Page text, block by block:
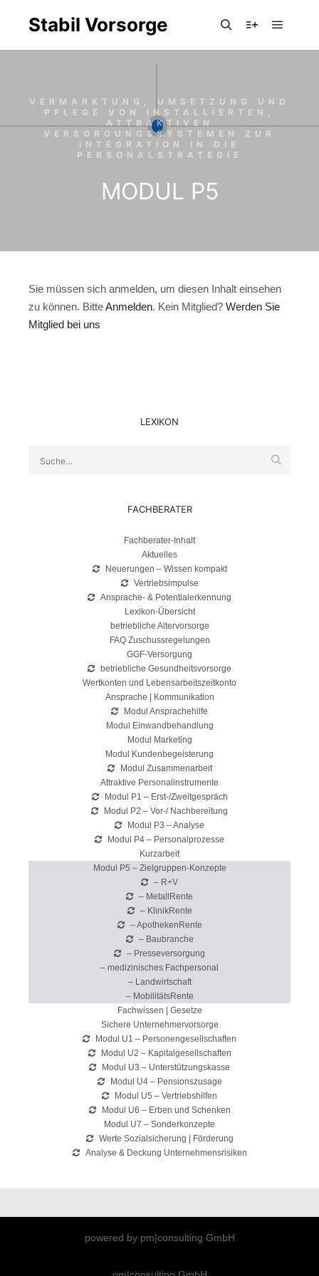
Stabil Vorsorge
VERMARKTUNG, UMSETZUNG UND
PFLEGE VON INSTALLIERTEN,
ATTRAKTIVEN
VERSORGUNGSSYSTEMEN ZUR
INTEGRATION IN DIE
PERSONALSTRATEGIE
MODUL P5
Sie müssen sich anmelden, um diesen Inhalt einsehen
zu können. BitteAnmelden. Kein Mitglied? Werden Sie
Mitglied bei uns
LEXIKON
FACHBERATER
Fachberater-Inhalt
Aktuelles
Neuerungen – Wissen kompakt
Vertriebsimpulse
Ansprache- & Potentialerkennung
Lexikon-Übersicht
betriebliche Altervorsorge
FAQ Zuschussregelungen
GGF-Versorgung
betriebliche Gesundheitsvorsorge
Wertkonten und Lebensarbeitszeitkonto
Ansprache | Kommunikation
Modul Ansprachehilfe
Modul Einwandbehandlung
Modul Marketing
Modul Kundenbegeisterung
Modul Zusammenarbeit
Attraktive Personalinstrumente
Modul P1 – Erst-/Zweitgespräch
Modul P2 – Vor-/ Nachbereitung
Modul P3 – Analyse
Modul P4 – Personalprozesse
Kurzarbeit
Modul P5 – Zielgruppen-Konzepte
– R+V
– MetallRente
– KlinikRente
– ApothekenRente
– Baubranche
– Presseversorgung
– medizinisches Fachpersonal
– Landwirtschaft
– MobilitätsRente
Fachwissen | Gesetze
Sichere Unternehmervorsorge
Modul U1 – Personengesellschaften
Modul U2 – Kapitalgesellschaften
Modul U3 – Unterstützungskasse
Modul U4 – Pensionszusage
Modul U5 – Vertriebshilfen
Modul U6 – Erben und Schenken
Modul U7 – Sonderkonzepte
Werte Sozialsicherung | Förderung
Analyse & Deckung Unternehmensrisiken
powered by pm|consulting GmbH